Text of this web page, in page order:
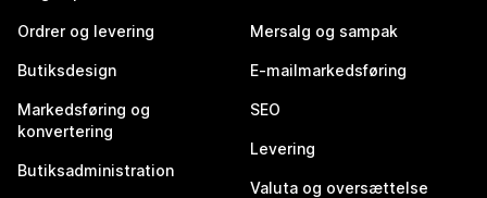
Ordrer og levering
Butiksdesign
Markedsføring og
konvertering
Butiksadministration
Mersalg og sampak
E-mailmarkedsføring
SEO
Levering
Valuta og oversættelse